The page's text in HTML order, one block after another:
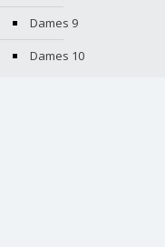
Dames 9
Dames 10